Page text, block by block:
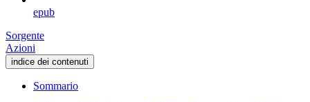
epub
Sorgente
Azioni
indice dei contenuti
Sommario